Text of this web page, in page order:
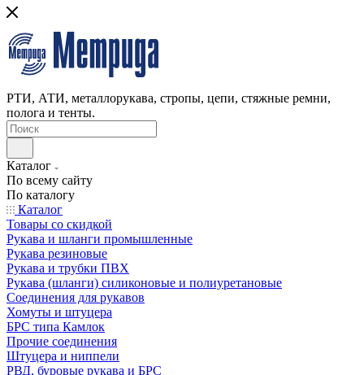
РТИ, АТИ, металлорукава, стропы, цепи, стяжные ремни,
полога и тенты.
Каталог
По всему сайту
По каталогу
Каталог
Товары со скидкой
Рукава и шланги промышленные
Рукава резиновые
Рукава и трубки ПВХ
Рукава (шланги) силиконовые и полиуретановые
Соединения для рукавов
Хомуты и штуцера
БРС типа Камлок
Прочие соединения
Штуцера и ниппели
РВД, буровые рукава и БРС